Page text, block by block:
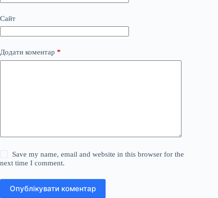
Сайт
Додати коментар *
Save my name, email and website in this browser for the
next time I comment.
Опублікувати коментар